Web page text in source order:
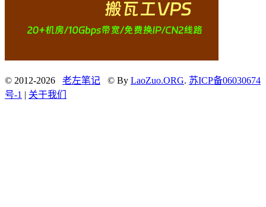
© 2012-2026 老左笔记 © By LaoZuo.ORG. 苏ICP备06030674
号-1 | 关于我们